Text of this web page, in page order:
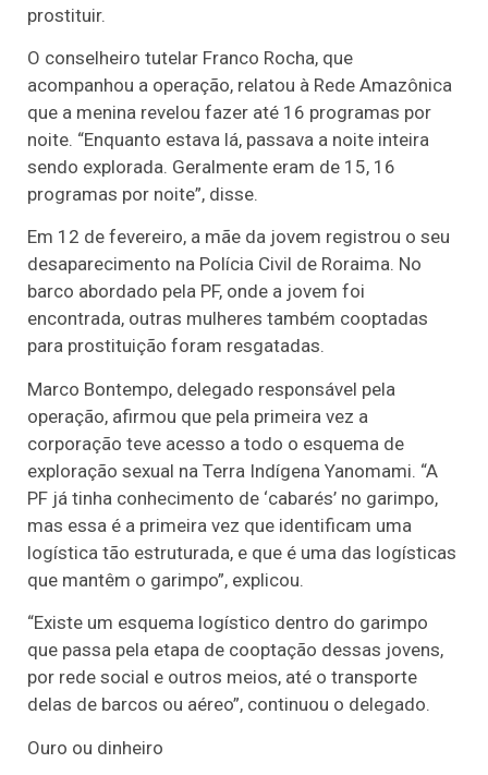
prostituir.
O conselheiro tutelar Franco Rocha, que
acompanhou a operação, relatou à Rede Amazônica
que a menina revelou fazer até 16 programas por
noite. “Enquanto estava lá, passava a noite inteira
sendo explorada. Geralmente eram de 15, 16
programas por noite”, disse.
Em 12 de fevereiro, a mãe da jovem registrou o seu
desaparecimento na Polícia Civil de Roraima. No
barco abordado pela PF, onde a jovem foi
encontrada, outras mulheres também cooptadas
para prostituição foram resgatadas.
Marco Bontempo, delegado responsável pela
operação, afirmou que pela primeira vez a
corporação teve acesso a todo o esquema de
exploração sexual na Terra Indígena Yanomami. “A
PF já tinha conhecimento de ‘cabarés’ no garimpo,
mas essa é a primeira vez que identificam uma
logística tão estruturada, e que é uma das logísticas
que mantêm o garimpo”, explicou.
“Existe um esquema logístico dentro do garimpo
que passa pela etapa de cooptação dessas jovens,
por rede social e outros meios, até o transporte
delas de barcos ou aéreo”, continuou o delegado.
Ouro ou dinheiro